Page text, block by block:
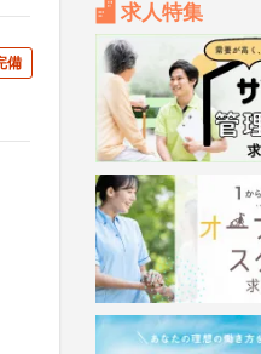
備
求人特集